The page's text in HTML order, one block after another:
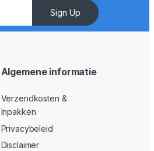
Sign Up
Algemene informatie
Verzendkosten &
Inpakken
Privacybeleid
Disclaimer